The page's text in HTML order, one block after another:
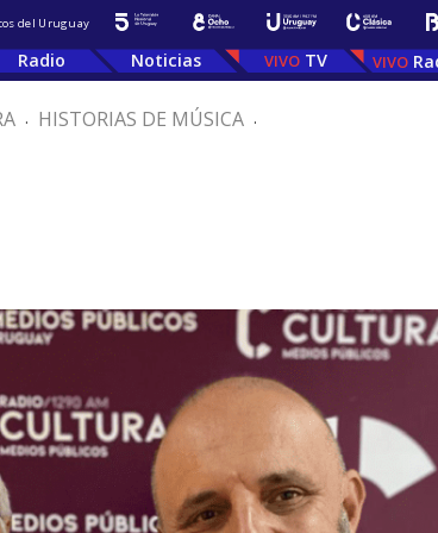
del Uruguay
Radio Noticias TV
. HISTORIAS DE MÚSICA .